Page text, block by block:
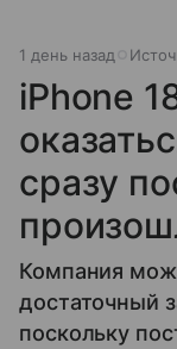
1 день назад
iPhone
сразу
Компания
достаточный
поскольку